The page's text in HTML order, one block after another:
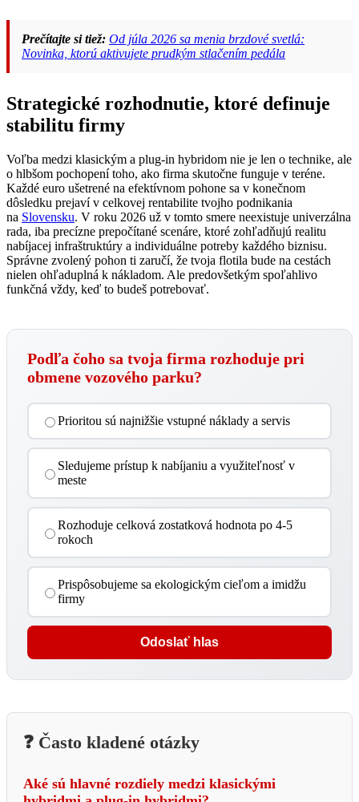
Prečítajte si tiež: Od júla 2026 sa menia brzdové svetlá:
Novinka, ktorú aktivujete prudkým stlačením pedála
Strategické rozhodnutie, ktoré definuje
stabilitu firmy
Voľba medzi klasickým a plug-in hybridom nie je len o technike, ale
o hlbšom pochopení toho, ako firma skutočne funguje v teréne.
Každé euro ušetrené na efektívnom pohone sa v konečnom
dôsledku prejaví v celkovej rentabilite tvojho podnikania
na Slovensku. V roku 2026 už v tomto smere neexistuje univerzálna
rada, iba precízne prepočítané scenáre, ktoré zohľadňujú realitu
nabíjacej infraštruktúry a individuálne potreby každého biznisu.
Správne zvolený pohon ti zaručí, že tvoja flotila bude na cestách
nielen ohľaduplná k nákladom. Ale predovšetkým spoľahlivo
funkčná vždy, keď to budeš potrebovať.
Podľa čoho sa tvoja firma rozhoduje pri
obmene vozového parku?
Prioritou sú najnižšie vstupné náklady a servis
Sledujeme prístup k nabíjaniu a využiteľnosť v
meste
Rozhoduje celková zostatková hodnota po 4-5
rokoch
Prispôsobujeme sa ekologickým cieľom a imidžu
firmy
Odoslať hlas
❓ Často kladené otázky
Aké sú hlavné rozdiely medzi klasickými